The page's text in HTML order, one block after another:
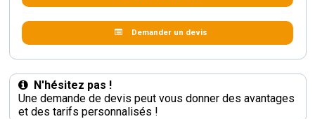
Demander un devis
N'hésitez pas !
Une demande de devis peut vous donner des avantages
et des tarifs personnalisés !